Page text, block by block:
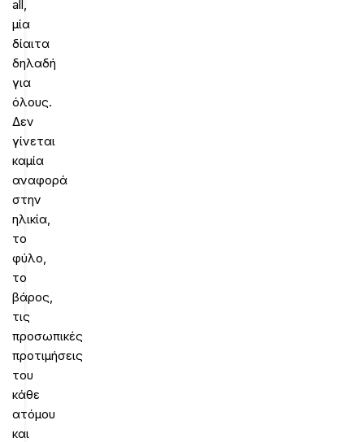
all,
μία
δίαιτα
δηλαδή
για
όλους.
Δεν
γίνεται
καμία
αναφορά
στην
ηλικία,
το
φύλο,
το
βάρος,
τις
προσωπικές
προτιμήσεις
του
κάθε
ατόμου
και